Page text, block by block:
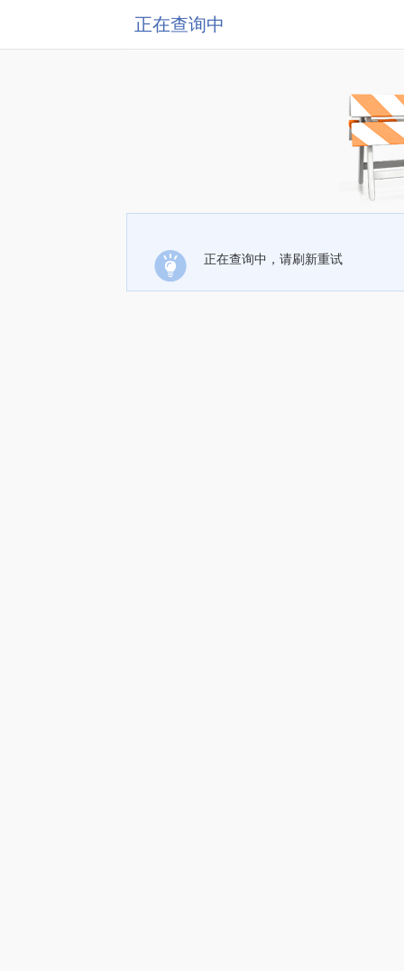
正在查询中
正在查询中，请刷新重试